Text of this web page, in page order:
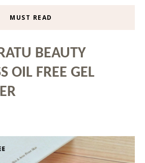
MUST READ
BEAUTY
OIL FREE GEL